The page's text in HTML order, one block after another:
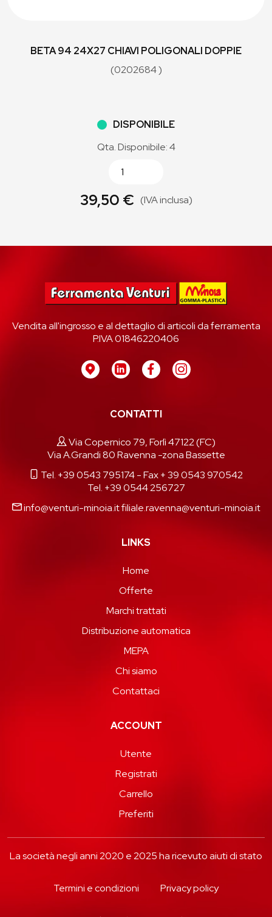
BETA 94 24X27 CHIAVI POLIGONALI DOPPIE
(0202684 )
DISPONIBILE
Qta. Disponibile: 4
39,50 € (IVA inclusa)
Vendita all'ingrosso e al dettaglio di articoli da ferramenta
P.IVA 01846220406
CONTATTI
Via Copernico 79, Forlì 47122 (FC)
Via A.Grandi 80 Ravenna -zona Bassette
Tel. +39 0543 795174- Fax + 39 0543 970542
Tel. +39 0544 256727
info@venturi-minoia.itfiliale.ravenna@venturi-minoia.it
LINKS
Home
Offerte
Marchi trattati
Distribuzione automatica
MEPA
Chi siamo
Contattaci
ACCOUNT
Utente
Registrati
Carrello
Preferiti
La società negli anni 2020 e 2025 ha ricevuto aiuti di stato
Termini e condizioni Privacy policy